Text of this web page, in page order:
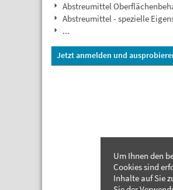
Abstreumittel
Abstreumittel - spezielle
...
Jetzt anmelden und
Um Ihnen den
Cookies sind
Inhalte auf Sie